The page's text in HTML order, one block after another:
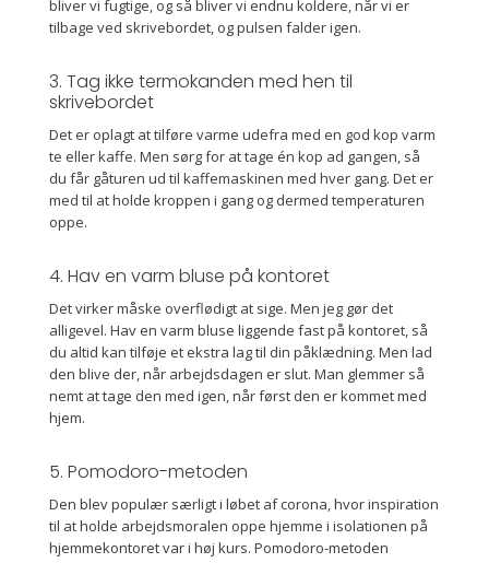
bliver vi fugtige, og så bliver vi endnu koldere, når vi er
tilbage ved skrivebordet, og pulsen falder igen.
3. Tag ikke termokanden med hen til
skrivebordet
Det er oplagt at tilføre varme udefra med en god kop varm
te eller kaffe. Men sørg for at tage én kop ad gangen, så
du får gåturen ud til kaffemaskinen med hver gang. Det er
med til at holde kroppen i gang og dermed temperaturen
oppe.
4. Hav en varm bluse på kontoret
Det virker måske overflødigt at sige. Men jeg gør det
alligevel. Hav en varm bluse liggende fast på kontoret, så
du altid kan tilføje et ekstra lag til din påklædning. Men lad
den blive der, når arbejdsdagen er slut. Man glemmer så
nemt at tage den med igen, når først den er kommet med
hjem.
5. Pomodoro-metoden
Den blev populær særligt i løbet af corona, hvor inspiration
til at holde arbejdsmoralen oppe hjemme i isolationen på
hjemmekontoret var i høj kurs. Pomodoro-metoden